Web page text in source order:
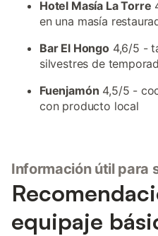
Hotel Masía La Torre
en una masía
Bar El Hongo4,6/5 -
silvestres de
Fuenjamón 4,5/5 -
con producto local
Información útil para
equipaje